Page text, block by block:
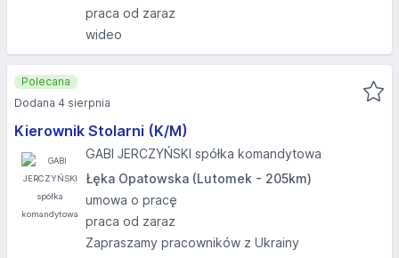
praca od zaraz
wideo
Kierownik Stolarni (K/M)
GABI JERCZYŃSKI spółka komandytowa
Łęka Opatowska (Lutomek - 205km)
umowa o pracę
praca od zaraz
Zapraszamy pracowników z Ukrainy
Polecana
Dodana 4 sierpnia